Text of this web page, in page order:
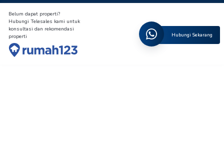
Belum dapat properti?
Hubungi Telesales kami untuk
konsultasi dan rekomendasi
properti
Hubungi Sekarang